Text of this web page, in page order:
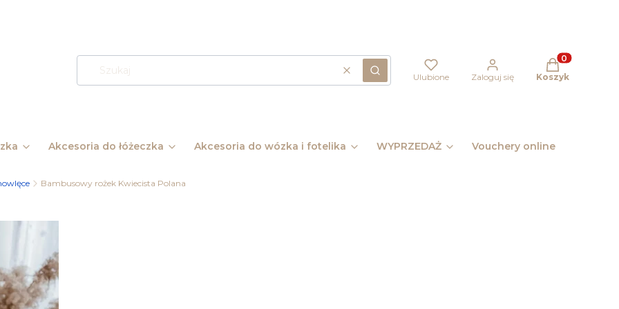
WyczyśćSzukaj Ulubione Zaloguj się
Produkty w
Koszyk
Akcesoria do łóżeczka Akcesoria do wózka i fotelika WYPRZEDAŻ Vouchery online
Bambusowy rożek Kwiecista Polana